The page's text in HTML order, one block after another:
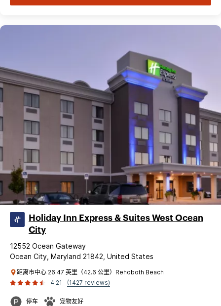
Holiday Inn Express & Suites West Ocean
City
12552 Ocean Gateway
Ocean City, Maryland 21842, United States
距离市中心 26.47 英里（42.6 公里）Rehoboth Beach
4.21
(1427 reviews)
停车 宠物友好